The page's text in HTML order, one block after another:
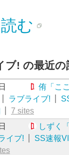
む
ブ! の最近の
侑「こ
ラブライブ!
7 sites
しずく
イブ!
SS速報